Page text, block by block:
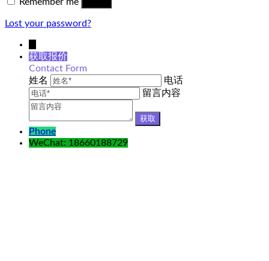
Lost your password?
获取报价
Contact Form
姓名
电话
留言内容
Phone
WeChat: 18660188729